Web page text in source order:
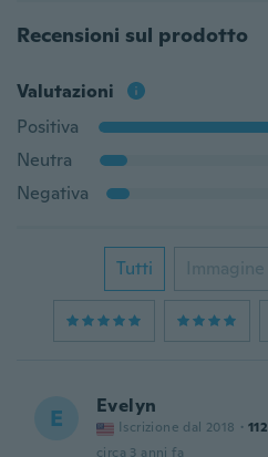
Recensioni sul prodotto
Valutazioni
Positiva
Neutra
Negativa
Tutti Immagine
E Evelyn
Iscrizione dal 2018 · 112
circa 3 anni fa